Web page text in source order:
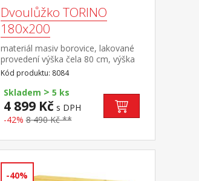
Dvoulůžko TORINO
180x200
materiál masiv borovice, lakované
provedení výška čela 80 cm, výška
sedu 38 cm, cena bez roštu a
matrace minimální doporučená
výška matrace 15 cm doporučený
rozměr matrace 180 × 200 cm nebo
2 kusy 90 × 200 cm a rošt R4 nebo
2 kusy R1 doporučená nosnost do
Kód produktu: 8084
Skladem > 5 ks
4 899 Kč s DPH
-42% 8 490 Kč **
-40%